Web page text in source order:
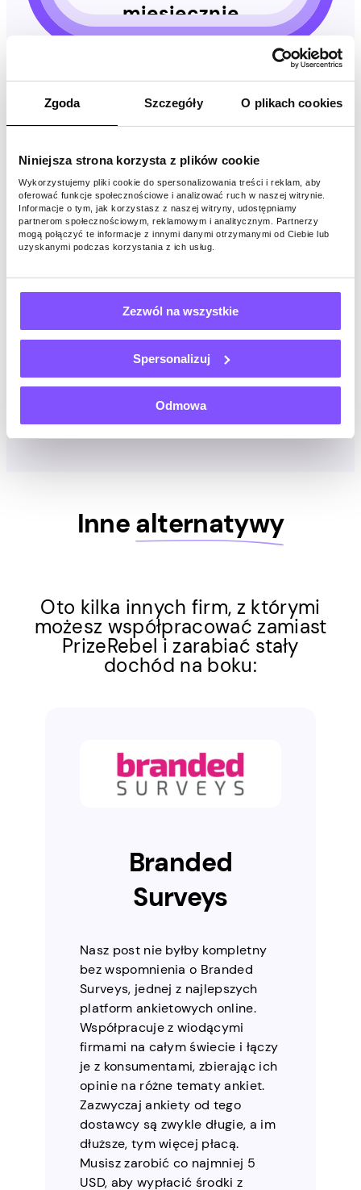
Zgoda Szczegóły O plikach cookies
Niniejsza strona korzysta z plików cookie
Wykorzystujemy pliki cookie do spersonalizowania treści i reklam, aby
oferować funkcje społecznościowe i analizować ruch w naszej witrynie.
Informacje o tym, jak korzystasz z naszej witryny, udostępniamy
partnerom społecznościowym, reklamowym i analitycznym. Partnerzy
mogą połączyć te informacje z innymi danymi otrzymanymi od Ciebie lub
uzyskanymi podczas korzystania z ich usług.
Zezwól na wszystkie
Spersonalizuj
Odmowa
miesięcznie
Unikalne adresy IP
Codzienna aktywność w aplikacji
Zacznij zarabiać już teraz
Jednak nasi użytkownicy mogą zarobić średnio od 5
USD do 140 USD miesięcznie za samo utrzymanie naszej
aplikacji aktywnej na urządzeniu. W tej chwili płacimy
0,20 USD za udostępniony 1 GB.
Innealternatywy
Oto kilka innych firm, z którymi
możesz współpracować zamiast
PrizeRebel i zarabiać stały
dochód na boku:
Branded
Surveys
Nasz post nie byłby kompletny
bez wspomnienia o Branded
Surveys, jednej z najlepszych
platform ankietowych online.
Współpracuje z wiodącymi
firmami na całym świecie i łączy
je z konsumentami, zbierając ich
opinie na różne tematy ankiet.
Zazwyczaj ankiety od tego
dostawcy są zwykle długie, a im
dłuższe, tym więcej płacą.
Musisz zarobić co najmniej 5
USD, aby wypłacić środki z